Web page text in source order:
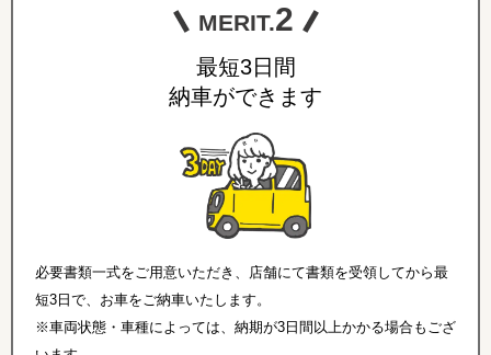
MERIT.2
最短3日間
納車ができます
必要書類一式をご用意いただき、店舗にて書類を受領してから最
短3日で、お車をご納車いたします。
※車両状態・車種によっては、納期が3日間以上かかる場合もござ